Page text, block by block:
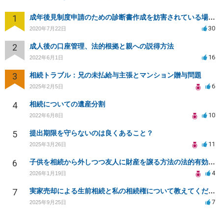
1 成年後見制度申請のための診断書作成を妨害されている場合、法律家に対策を依頼できることはありますか？
2020年7月22日 30
2 成人後の口座管理、法的根拠と親への説得方法
2022年6月1日 16
3 相続トラブル：兄の未払給与主張とマンション贈与問題
2025年2月5日 6
4 相続についての遺産分割
2022年6月8日 10
5 提出期限を守らないのは良くあること？
2025年3月26日 11
6 子供を相続から外しつつ友人に財産を譲る方法の法的有効性は？
2026年1月19日 4
7 実家売却による生前相続と私の相続権について教えてください
2025年9月25日 7